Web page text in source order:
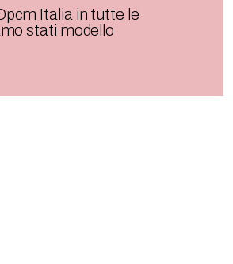
Italia in tutte le
stati modello